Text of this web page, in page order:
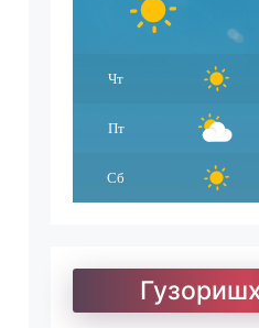
Ҷомӣ –
Чт
Пт
Сб